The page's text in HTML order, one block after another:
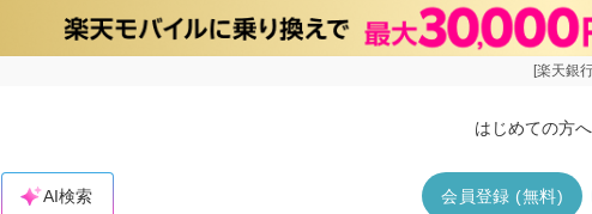
[楽天銀
はじめての方へ
会員登録 (無料)
AI検索